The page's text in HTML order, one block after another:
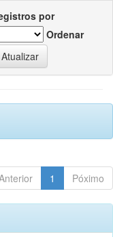
por
Ordenar
1 Póximo